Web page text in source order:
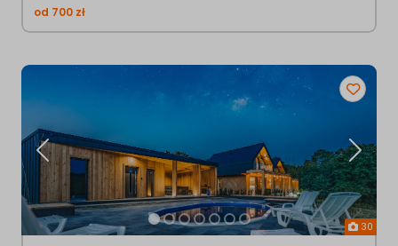
od 700 zł
30
Poprzednia